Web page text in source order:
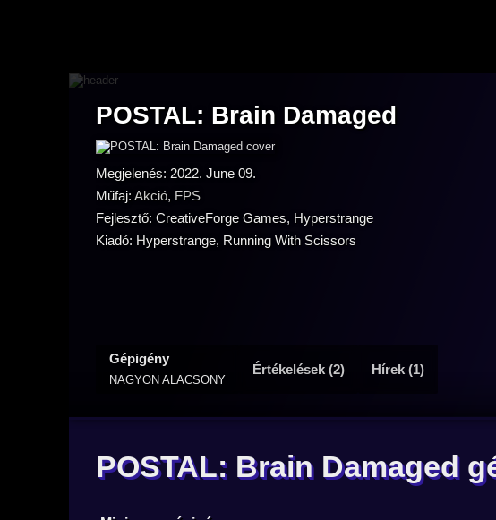
POSTAL: Brain Damaged
Megjelenés: 2022. June 09.
Műfaj: Akció, FPS
Fejlesztő: CreativeForge Games, Hyperstrange
Kiadó: Hyperstrange, Running With Scissors
Gépigény
NAGYON ALACSONY
Értékelések (2) Hírek (1)
POSTAL: Brain Damaged